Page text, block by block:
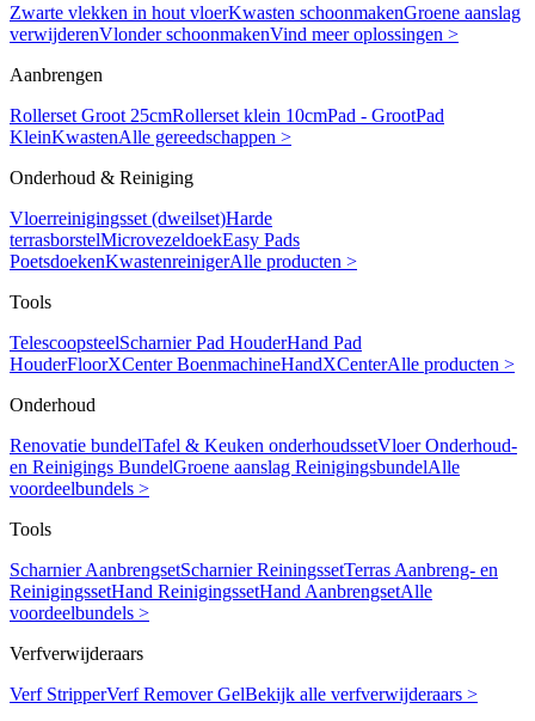
Zwarte vlekken in hout vloerKwasten schoonmakenGroene aanslag
verwijderenVlonder schoonmakenVind meer oplossingen >
Aanbrengen
Rollerset Groot 25cmRollerset klein 10cmPad - GrootPad
KleinKwastenAlle gereedschappen >
Onderhoud & Reiniging
Vloerreinigingsset (dweilset)Harde
terrasborstelMicrovezeldoekEasy Pads
PoetsdoekenKwastenreinigerAlle producten >
Tools
TelescoopsteelScharnier Pad HouderHand Pad
HouderFloorXCenter BoenmachineHandXCenterAlle producten >
Onderhoud
Renovatie bundelTafel & Keuken onderhoudssetVloer Onderhoud-
en Reinigings BundelGroene aanslag ReinigingsbundelAlle
voordeelbundels >
Tools
Scharnier AanbrengsetScharnier ReiningssetTerras Aanbreng- en
ReinigingssetHand ReinigingssetHand AanbrengsetAlle
voordeelbundels >
Verfverwijderaars
Verf StripperVerf Remover GelBekijk alle verfverwijderaars >